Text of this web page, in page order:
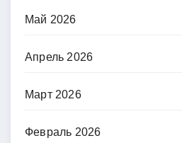
Май 2026
Апрель 2026
Март 2026
Февраль 2026